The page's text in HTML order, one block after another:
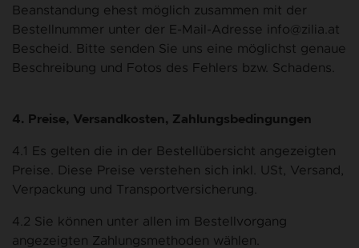
Beanstandung ehest möglich zusammen mit der
Bestellnummer unter der E-Mail-Adresse info@zilia.at
Bescheid. Bitte senden Sie uns eine möglichst genaue
Beschreibung und Fotos des Fehlers bzw. Schadens.
4. Preise, Versandkosten, Zahlungsbedingungen
4.1 Es gelten die in der Bestellübersicht angezeigten
Preise. Diese Preise verstehen sich inkl. USt, Versand,
Verpackung und Transportversicherung.
4.2 Sie können unter allen im Bestellvorgang
angezeigten Zahlungsmethoden wählen.